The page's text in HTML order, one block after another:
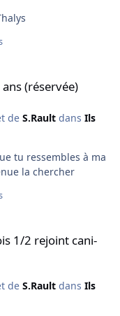
(réservée)
de S.Raultdans Ils
tu ressembles à ma
venue la chercher
1/2 rejoint cani-
de S.Raultdans Ils